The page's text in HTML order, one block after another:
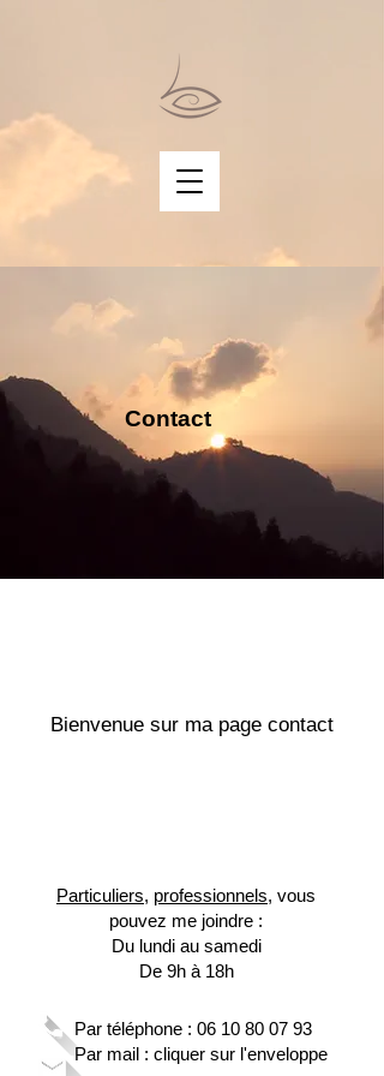
Contact
Bienvenue sur ma page contact
Particuliers, professionnels, vous
pouvez me joindre :
Du lundi au samedi
De 9h à 18h
Par téléphone : 06 10 80 07 93
Par mail : cliquer sur l'enveloppe